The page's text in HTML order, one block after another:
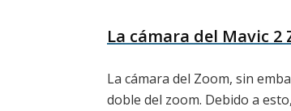
La cámara del Mavic 2
La cámara del Zoom, sin
doble del zoom. Debido a